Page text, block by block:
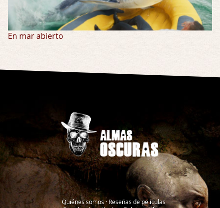
En mar abierto
Quiénes somos·Reseñas de películas